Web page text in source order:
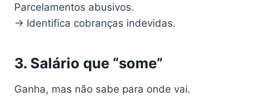
Parcelamentos abusivos.
→ Identifica cobranças indevidas.
3. Salário que “some”
Ganha, mas não sabe para onde vai.